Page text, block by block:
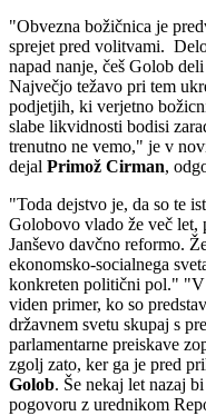
"Obvezna božičnica je
sprejet pred volitvami.
napad nanje, češ Golob
Največjo težavo pri tem
podjetjih, ki verjetno
slabe likvidnosti bodisi
trenutno ne vemo," je v
dejal Primož Cirman,
"Toda dejstvo je, da so te
Golobovo vlado že več let,
Janševo davčno reformo.
ekonomsko-socialnega
konkreten politični pol." "V
viden primer, ko so
državnem svetu skupaj s
parlamentarne preiskave
zgolj zato, ker ga je pred
Golob. Še nekaj let nazaj
pogovoru z urednikom